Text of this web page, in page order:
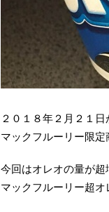
２０１８年２月２１
マックフルーリー限定
今回はオレオの量が超
マックフルーリー超オ